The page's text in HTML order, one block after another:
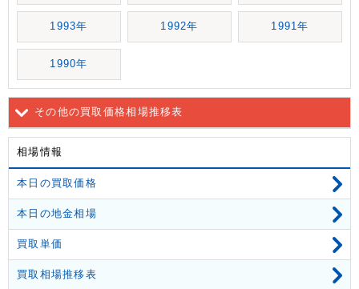
1993年 1992年 1991年
1990年
その他の買取価格相場推移表
相場情報
本日の買取価格
本日の地金相場
買取単価
買取相場推移表